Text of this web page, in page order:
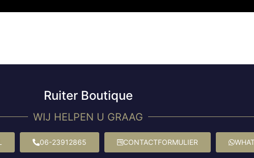
Ruiter Boutique
WIJ HELPEN U GRAAG
06-23912865 CONTACTFORMULIER